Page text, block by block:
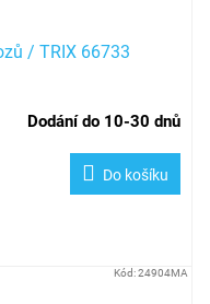
/ TRIX 66733
Dodání do 10-30 dnů
Do košíku
Kód:24904MA